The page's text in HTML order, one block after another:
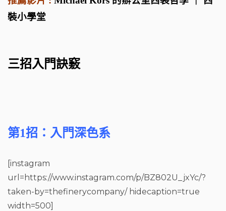
裝小學堂
三招入門訣竅
第1招：入門深色系
[instagram
url=https://www.instagram.com/p/BZ802U_jxYc/?
taken-by=thefinerycompany/ hidecaption=true
width=500]